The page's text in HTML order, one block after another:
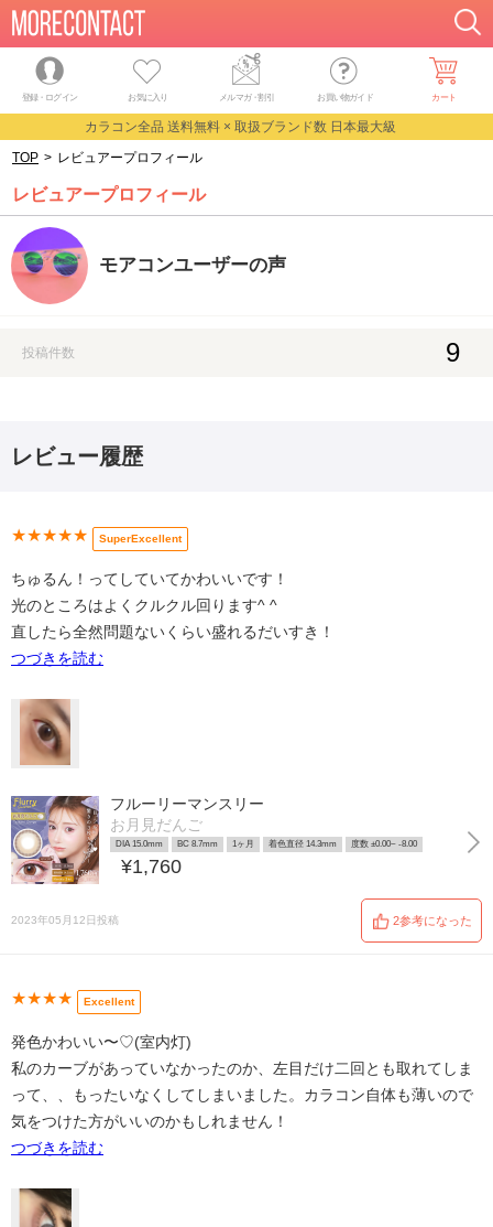
登録・ログイン お気に入り メルマガ・割引 お買い物ガイド カート
カラコン全品 送料無料 × 取扱ブランド数 日本最大級
TOP > レビュアープロフィール
レビュアープロフィール
モアコンユーザーの声
投稿件数 9
レビュー履歴
★★★★★ SuperExcellent
ちゅるん！ってしていてかわいいです！
光のところはよくクルクル回ります^ ^
直したら全然問題ないくらい盛れるだいすき！
つづきを読む
フルーリーマンスリー
お月見だんご
DIA 15.0mm BC 8.7mm 1ヶ月 着色直径 14.3mm 度数 ±0.00~ -8.00
¥1,760
2023年05月12日投稿 2参考になった
★★★★ Excellent
発色かわいい〜♡(室内灯)
私のカーブがあっていなかったのか、左目だけ二回とも取れてしま
って、、もったいなくしてしまいました。カラコン自体も薄いので
気をつけた方がいいのかもしれません！
つづきを読む